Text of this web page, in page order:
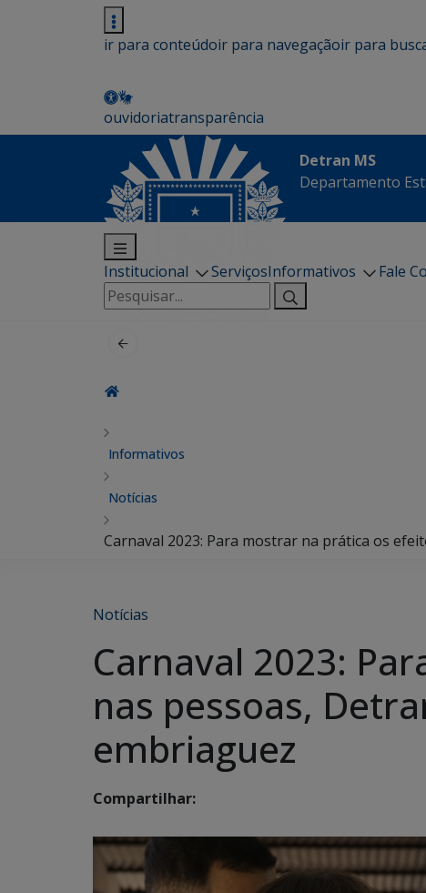
ir para conteúdoir para navegaçãoir para
ouvidoriatransparência
Detran MS
Departamento
Institucional ServiçosInformativos
Fale
Pesquisar
por:
Informativos
Notícias
Carnaval 2023: Para mostrar na prática os
Notícias
Carnaval 2023:
nas pessoas,
embriaguez
Compartilhar: